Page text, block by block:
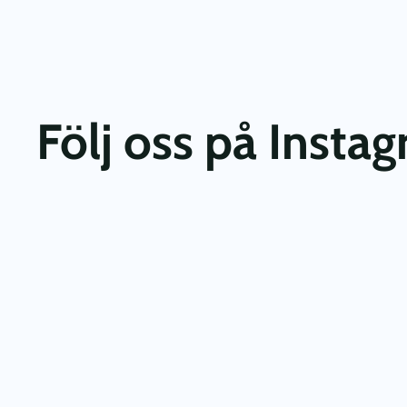
Följ oss på